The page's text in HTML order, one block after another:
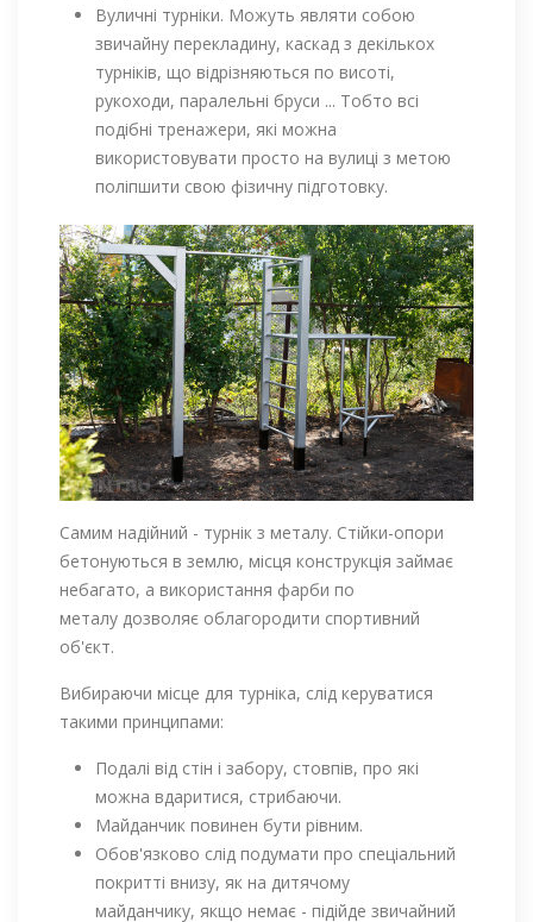
Вуличні турніки. Можуть являти собою
звичайну перекладину, каскад з декількох
турніків, що відрізняються по висоті,
рукоходи, паралельні бруси ... Тобто всі
подібні тренажери, які можна
використовувати просто на вулиці з метою
поліпшити свою фізичну підготовку.
Самим надійний - турнік з металу. Стійки-опори
бетонуються в землю, місця конструкція займає
небагато, а використання фарби по
металу дозволяє облагородити спортивний
об'єкт.
Вибираючи місце для турніка, слід керуватися
такими принципами:
Подалі від стін і забору, стовпів, про які
можна вдаритися, стрибаючи.
Майданчик повинен бути рівним.
Обов'язково слід подумати про спеціальний
покритті внизу, як на дитячому
майданчику, якщо немає - підійде звичайний